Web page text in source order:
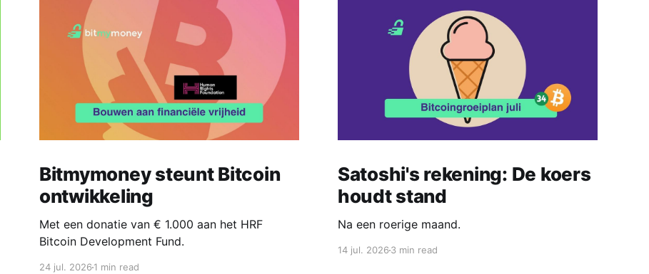
Bitmymoney steunt Bitcoin
ontwikkeling
Met een donatie van € 1.000 aan het HRF
Bitcoin Development Fund.
24 jul. 20261 min read
Satoshi's rekening: De koers
houdt stand
Na een roerige maand.
14 jul. 20263 min read